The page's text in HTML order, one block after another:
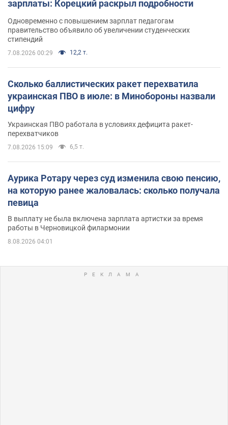
зарплаты: Корецкий раскрыл подробности
Одновременно с повышением зарплат педагогам
правительство объявило об увеличении студенческих
стипендий
7.08.2026 00:29 12,2 т.
Сколько баллистических ракет перехватила
украинская ПВО в июле: в Минобороны назвали
цифру
Украинская ПВО работала в условиях дефицита ракет-
перехватчиков
7.08.2026 15:09 6,5 т.
Аурика Ротару через суд изменила свою пенсию,
на которую ранее жаловалась: сколько получала
певица
В выплату не была включена зарплата артистки за время
работы в Черновицкой филармонии
8.08.2026 04:01